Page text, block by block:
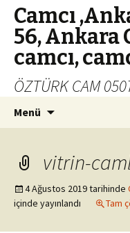
Camcı
56, Ankara
camcı,
ÖZTÜRK CAM
Menü
vitrin-
4 Ağustos 2019tarihinde
içinde yayınlandı
Tam